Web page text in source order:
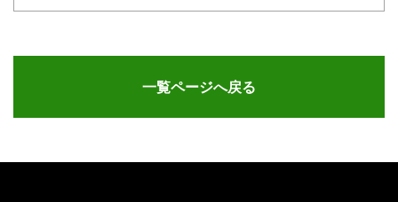
一覧ページへ戻る